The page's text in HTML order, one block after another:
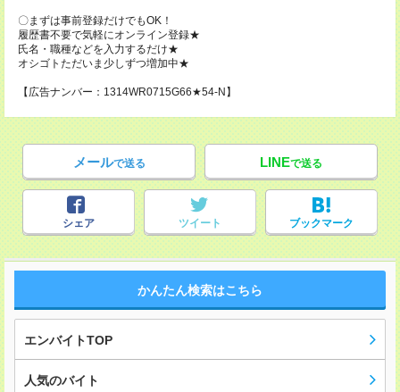
〇まずは事前登録だけでもOK！
履歴書不要で気軽にオンライン登録★
氏名・職種などを入力するだけ★
オシゴトただいま少しずつ増加中★
【広告ナンバー：1314WR0715G66★54-N】
メールで送る LINEで送る
シェア ツイート ブックマーク
かんたん検索はこちら
エンバイトTOP
人気のバイト